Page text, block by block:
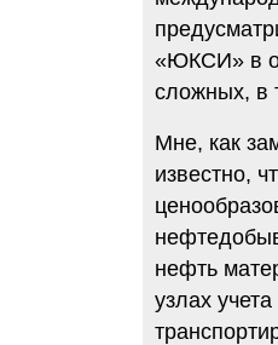
«ЮКСИ» в
сложных, в
Мне, как
известно,
нефть
узлах